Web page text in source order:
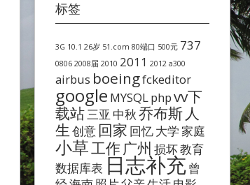
标签
3G 10.1 26岁 51.com 80端口 500元 737
0806 2008届 2010 2011 2012 a300
airbus boeingfckeditor
google MYSQLphpvv下
载站三亚 中秋乔布斯 人
生 创意 回家 回忆大学 家庭
小草工作广州 损坏教育
数据库表 日志补充曾